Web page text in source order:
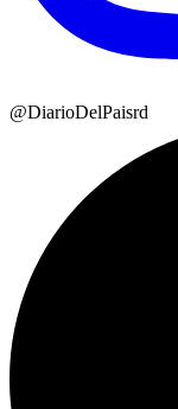
@DiarioDelPaisrd